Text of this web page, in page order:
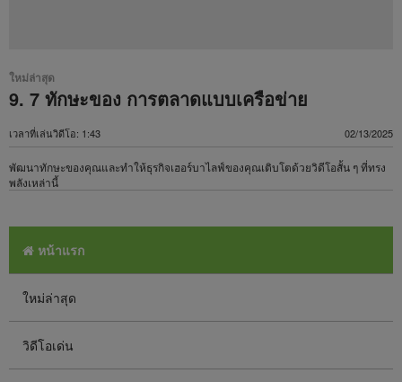
ใหม่ล่าสุด
9. 7 ทักษะของ ​การตลาดแบบเครือข่าย​
เวลาที่เล่นวิดีโอ: 1:43 02/13/2025
พัฒนาทักษะของคุณและทำให้ธุรกิจเฮอร์บาไลฟ์ของคุณเติบโตด้วยวิดีโอสั้น ๆ ที่ทรง
พลังเหล่านี้
หน้าแรก
ใหม่ล่าสุด
วิดีโอเด่น